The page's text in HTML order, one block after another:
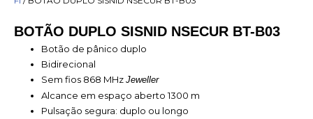
BOTÃO DUPLO SISNID NSECUR BT-B03
Botão de pânico duplo
Bidirecional
Sem fios 868 MHz Jeweller
Alcance em espaço aberto 1300 m
Pulsação segura: duplo ou longo